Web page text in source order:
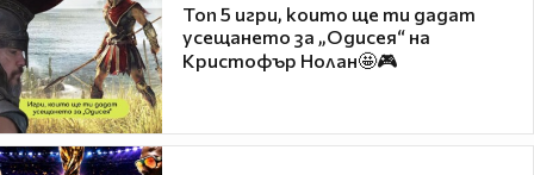
Топ 5 игри, които ще ти дадат
усещането за „Одисея“ на
Кристофър Нолан🤩🎮